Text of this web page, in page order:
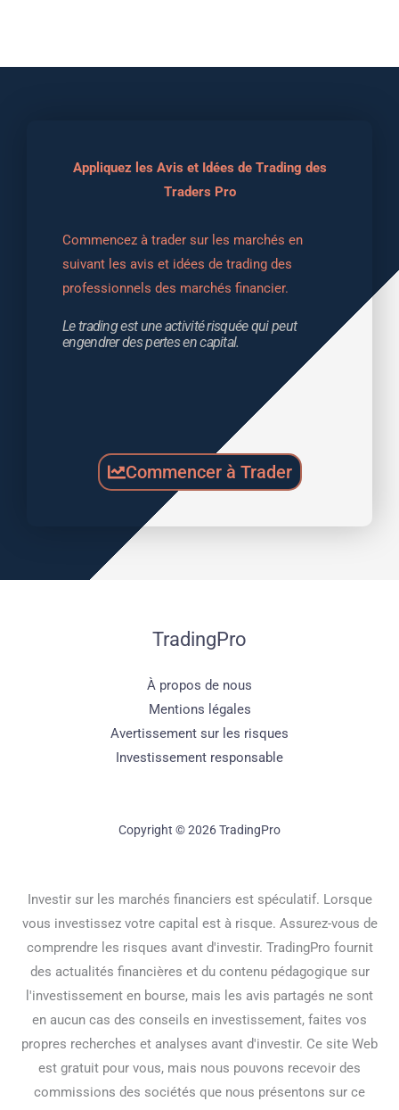
Appliquez les Avis et Idées de Trading des
Traders Pro
Commencez à trader sur les marchés en
suivant les avis et idées de trading des
professionnels des marchés financier.
Le trading est une activité risquée qui peut
engendrer des pertes en capital.
Commencer à Trader
TradingPro
À propos de nous
Mentions légales
Avertissement sur les risques
Investissement responsable
Copyright © 2026 TradingPro
Investir sur les marchés financiers est spéculatif. Lorsque
vous investissez votre capital est à risque. Assurez-vous de
comprendre les risques avant d'investir. TradingPro fournit
des actualités financières et du contenu pédagogique sur
l'investissement en bourse, mais les avis partagés ne sont
en aucun cas des conseils en investissement, faites vos
propres recherches et analyses avant d'investir. Ce site Web
est gratuit pour vous, mais nous pouvons recevoir des
commissions des sociétés que nous présentons sur ce